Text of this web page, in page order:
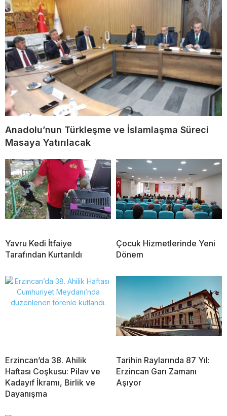
Anadolu’nun Türkleşme ve İslamlaşma Süreci
Masaya Yatırılacak
Yavru Kedi İtfaiye
Tarafından Kurtarıldı
Çocuk Hizmetlerinde Yeni
Dönem
Erzincan’da 38. Ahilik
Haftası Coşkusu: Pilav ve
Kadayıf İkramı, Birlik ve
Dayanışma
Tarihin Raylarında 87 Yıl:
Erzincan Garı Zamanı
Aşıyor